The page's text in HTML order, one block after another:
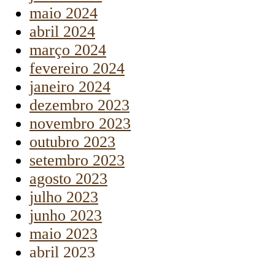
maio 2024
abril 2024
março 2024
fevereiro 2024
janeiro 2024
dezembro 2023
novembro 2023
outubro 2023
setembro 2023
agosto 2023
julho 2023
junho 2023
maio 2023
abril 2023